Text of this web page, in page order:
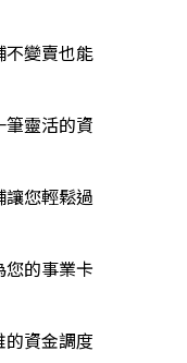
不變賣也能
靈活的資
您輕鬆過
的事業卡
資金調度